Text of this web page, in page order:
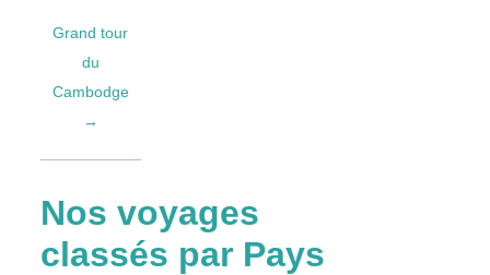
Grand tour
du
Cambodge
→
Nos voyages
classés par Pays